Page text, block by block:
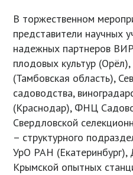
В торжественном
представители научных
надежных партнеров
плодовых культур
(Тамбовская область),
садоводства,
(Краснодар), ФНЦ
Свердловской
– структурного
УрО РАН (Екатеринбург),
Крымской опытных